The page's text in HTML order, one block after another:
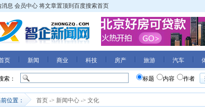
消息 会员中心 将文章置顶到百度搜索首页
页 新闻 商业 科技 房产 旅游 汽车
索： 标题 内容 作者
位置： 首页 -> 新闻中心 -> 文化